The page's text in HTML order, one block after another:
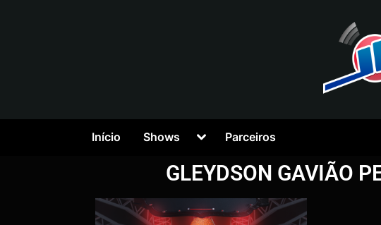
Início Shows Parceiros
GLEYDSON GAVIÃO